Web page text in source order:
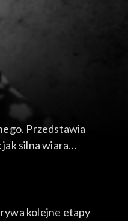
Przedstawia
silna wiara
kolejne etapy